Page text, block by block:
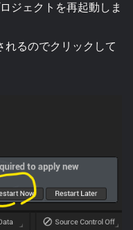
ジェクトを再起動しま
るのでクリックして